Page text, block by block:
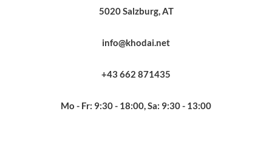
5020 Salzburg, AT
info@khodai.net
+43 662 871435
Mo - Fr: 9:30 - 18:00, Sa: 9:30 - 13:00